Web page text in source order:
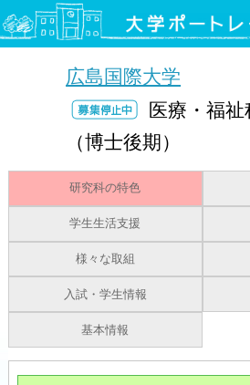
広島国際大学
医療・福
（博士後期）
研究科の特色
学生生活支援
様々な取組
入試・学生情報
基本情報